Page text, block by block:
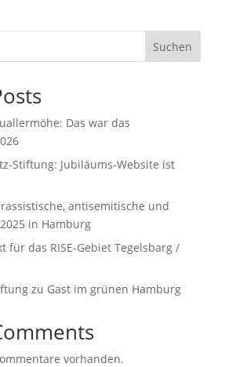
Suchen
Das war das
Stiftung: Jubiläums-Website ist
antisemitische und
in Hamburg
für das RISE-Gebiet Tegelsbarg /
zu Gast im grünen Hamburg
vorhanden.